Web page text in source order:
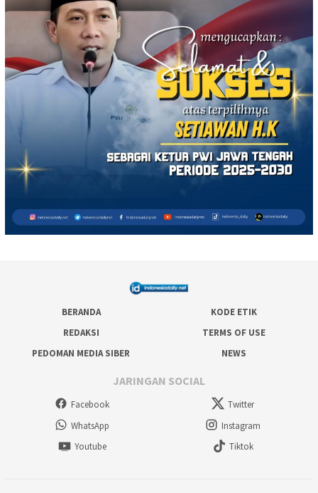
BERANDA
KODE ETIK
REDAKSI
TERMS OF USE
PEDOMAN MEDIA SIBER
NEWS
JARINGAN SOCIAL
Facebook
Twitter
WhatsApp
Instagram
Youtube
Tiktok